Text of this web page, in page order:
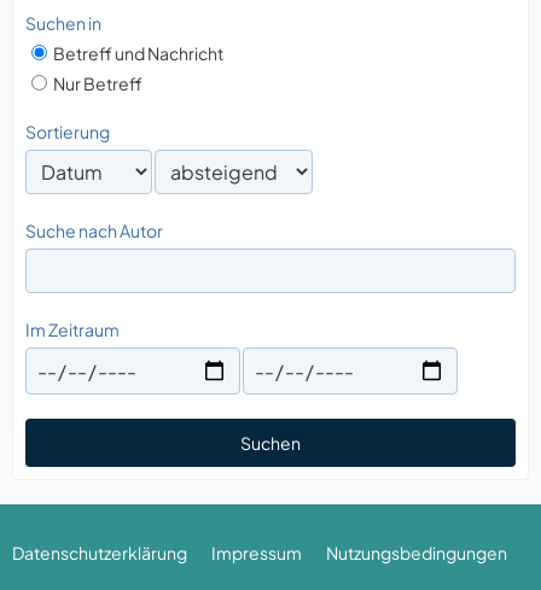
Suchen in
Betreff und Nachricht
Nur Betreff
Sortierung
Suche nach Autor
Im Zeitraum
Suchen
Datenschutzerklärung Impressum Nutzungsbedingungen